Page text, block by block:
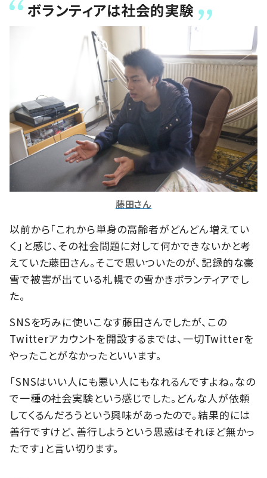
ボランティアは社会的実験
藤田さん
以前から「これから単身の高齢者がどんどん増えてい
く」と感じ、その社会問題に対して何かできないかと考
えていた藤田さん。そこで思いついたのが、記録的な豪
雪で被害が出ている札幌での雪かきボランティアでし
た。
SNSを巧みに使いこなす藤田さんでしたが、この
Twitterアカウントを開設するまでは、一切Twitterを
やったことがなかったといいます。
「SNSはいい人にも悪い人にもなれるんですよね。なの
で一種の社会実験という感じでした。どんな人が依頼
してくるんだろうという興味があったので。結果的には
善行ですけど、善行しようという思惑はそれほど無かっ
たです」と言い切ります。